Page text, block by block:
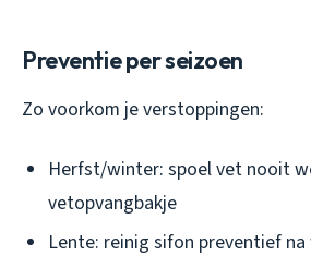
Preventie per seizoen
Zo voorkom je verstoppingen:
Herfst/winter: spoel vet nooit
vetopvangbakje
Lente: reinig sifon preventief